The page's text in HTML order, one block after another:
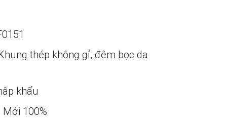
thép không gỉ, đệm bọc da
khẩu
Mới 100%